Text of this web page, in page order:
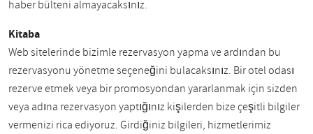
haber bülteni almayacaksınız.
Kitaba
Web sitelerinde bizimle rezervasyon yapma ve ardından bu
rezervasyonu yönetme seçeneğini bulacaksınız. Bir otel odası
rezerve etmek veya bir promosyondan yararlanmak için sizden
veya adına rezervasyon yaptığınız kişilerden bize çeşitli bilgiler
vermenizi rica ediyoruz. Girdiğiniz bilgileri, hizmetlerimiz